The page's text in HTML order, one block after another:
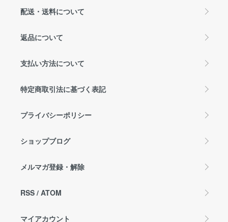
配送・送料について
返品について
支払い方法について
特定商取引法に基づく表記
プライバシーポリシー
ショップブログ
メルマガ登録・解除
RSS / ATOM
マイアカウント